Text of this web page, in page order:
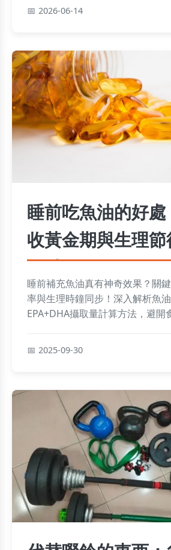
2026-06-14
睡前吃魚油的好
收黃金期與生理節
關鍵
睡前補充魚油真有神奇效果？關
率與生理時鐘同步！深入解析魚油
EPA+DHA攝取量計算方法，避開
2025-09-30